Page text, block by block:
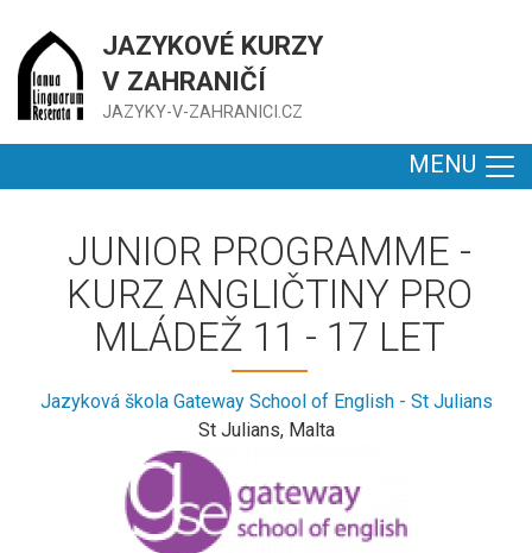
JAZYKOVÉ KURZY
V ZAHRANIČÍ
JAZYKY-V-ZAHRANICI.CZ
MENU
JUNIOR PROGRAMME -
KURZ ANGLIČTINY PRO
MLÁDEŽ 11 - 17 LET
Jazyková škola Gateway School of English - St Julians
St Julians, Malta